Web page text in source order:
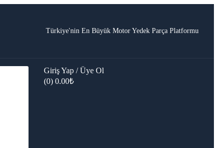
Türkiye'nin En Büyük Motor Yedek Parça Platformu
Giriş Yap / Üye Ol
(0) 0.00₺